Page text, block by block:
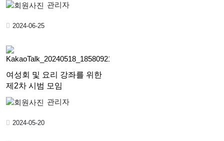
관리자
2024-06-25
여성회 및 요리 강좌를 위한
제2차 시범 모임
관리자
2024-05-20